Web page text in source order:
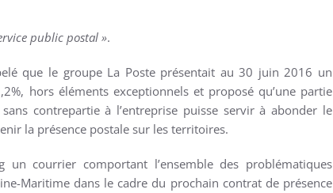
public postal ».
que le groupe La Poste présentait au 30 juin 2016 un
hors éléments exceptionnels et proposé qu’une partie
contrepartie à l’entreprise puisse servir à abonder le
la présence postale sur les territoires.
un courrier comportant l’ensemble des problématiques
Maritime dans le cadre du prochain contrat de présence